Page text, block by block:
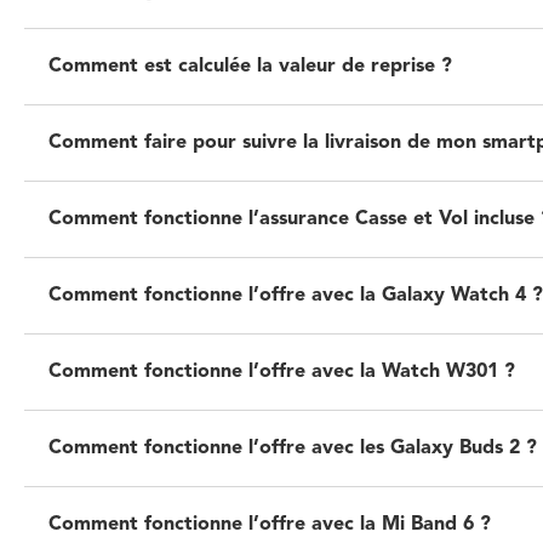
Comment est calculée la valeur de reprise ?
Comment faire pour suivre la livraison de mon
Comment fonctionne l’assurance Casse et Vol incluse
Comment fonctionne l’offre avec la Galaxy Watch 4 ?
Comment fonctionne l’offre avec la Watch W301 ?
Comment fonctionne l’offre avec les Galaxy Buds 2 ?
Comment fonctionne l’offre avec la Mi Band 6 ?